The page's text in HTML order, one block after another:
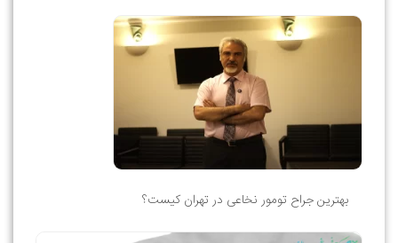
بهترین جراح تومور نخاعی در تهران کیست؟